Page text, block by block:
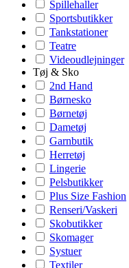
Spillehaller
Sportsbutikker
Tankstationer
Teatre
Videoudlejninger
Tøj & Sko
2nd Hand
Børnesko
Børnetøj
Dametøj
Garnbutik
Herretøj
Lingerie
Pelsbutikker
Plus Size Fashion
Renseri/Vaskeri
Skobutikker
Skomager
Systuer
Textiler